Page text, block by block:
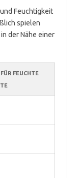
Feuchtigkeit
spielen
der Nähe einer
FEUCHTE